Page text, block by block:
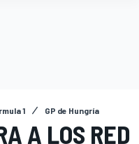
1 GP de Hungría
A LOS RED